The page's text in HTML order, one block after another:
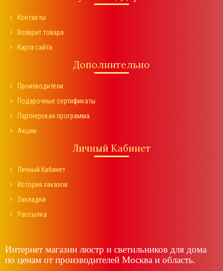
Контакты
Возврат товара
Карта сайта
Дополнительно
Производители
Подарочные сертификаты
Партнерская программа
Акции
Личный Кабинет
Личный Кабинет
История заказов
Закладки
Рассылка
Интернет магазин люстр и светильников для дома
по ценам от производителей Москва и область.